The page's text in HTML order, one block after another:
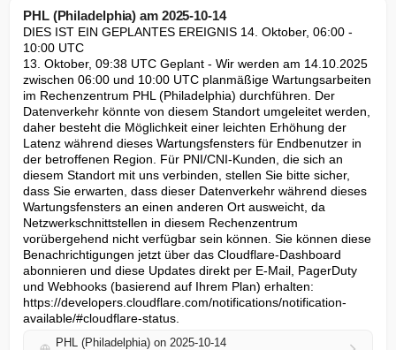
PHL (Philadelphia) am 2025-10-14
DIES IST EIN GEPLANTES EREIGNIS 14. Oktober, 06:00 -
10:00 UTC
13. Oktober, 09:38 UTC Geplant - Wir werden am 14.10.2025
zwischen 06:00 und 10:00 UTC planmäßige Wartungsarbeiten
im Rechenzentrum PHL (Philadelphia) durchführen. Der
Datenverkehr könnte von diesem Standort umgeleitet werden,
daher besteht die Möglichkeit einer leichten Erhöhung der
Latenz während dieses Wartungsfensters für Endbenutzer in
der betroffenen Region. Für PNI/CNI-Kunden, die sich an
diesem Standort mit uns verbinden, stellen Sie bitte sicher,
dass Sie erwarten, dass dieser Datenverkehr während dieses
Wartungsfensters an einen anderen Ort ausweicht, da
Netzwerkschnittstellen in diesem Rechenzentrum
vorübergehend nicht verfügbar sein können. Sie können diese
Benachrichtigungen jetzt über das Cloudflare-Dashboard
abonnieren und diese Updates direkt per E-Mail, PagerDuty
und Webhooks (basierend auf Ihrem Plan) erhalten:
https://developers.cloudflare.com/notifications/notification-
available/#cloudflare-status.
PHL (Philadelphia) on 2025-10-14